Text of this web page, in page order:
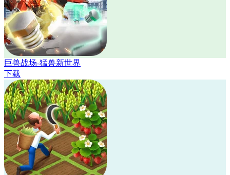
巨兽战场-猛兽新世界
下载